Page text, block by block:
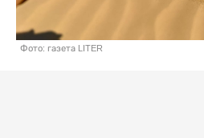
Фото: газета LITER